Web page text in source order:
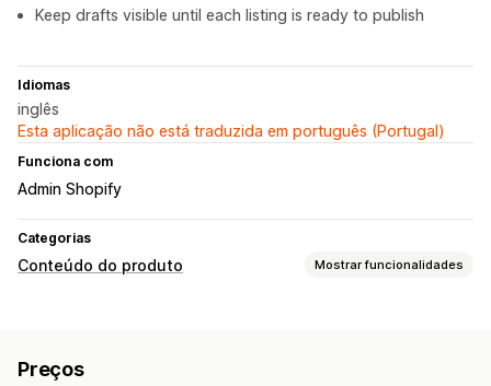
Keep drafts visible until each listing is ready to publish
Idiomas
inglês
Esta aplicação não está traduzida em português (Portugal)
Funciona com
Admin Shopify
Categorias
Conteúdo do produto Mostrar funcionalidades
Etiquetas
Preços